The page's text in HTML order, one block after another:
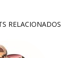
RELACIONADOS